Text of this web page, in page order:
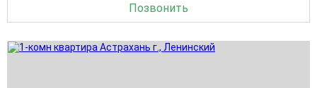
Позвонить